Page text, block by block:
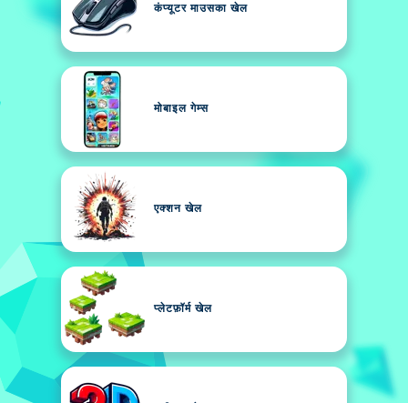
कंप्यूटर माउसका खेल
मोबाइल गेम्स
एक्शन खेल
प्लेटफ़ॉर्म खेल